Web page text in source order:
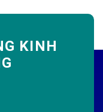
KINH